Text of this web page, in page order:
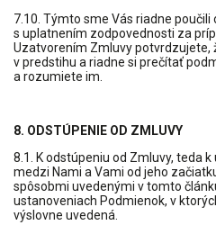
7.10. Týmto sme Vás riadne
s uplatnením zodpovednosti za
Uzatvorením Zmluvy potvrdzujete,
v predstihu a riadne si prečítať
a rozumiete im.
8. ODSTÚPENIE OD ZMLUVY
8.1. K odstúpeniu od Zmluvy, teda
medzi Nami a Vami od jeho
spôsobmi uvedenými v tomto
ustanoveniach Podmienok, v
výslovne uvedená.